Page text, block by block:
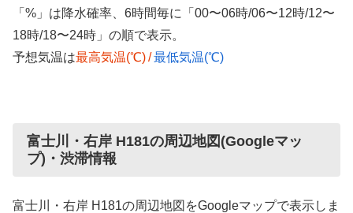
「%」は降水確率、6時間毎に「00〜06時/06〜12時/12〜
18時/18〜24時」の順で表示。
予想気温は最高気温(℃)/最低気温(℃)
富士川・右岸 H181の周辺地図(Googleマッ
プ)・渋滞情報
富士川・右岸 H181の周辺地図をGoogleマップで表示しま